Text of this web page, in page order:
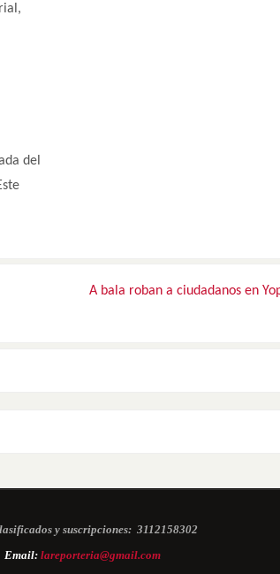
del
A bala roban a ciudadanos en
y suscripciones: 3112158302
Email: lareporteria@gmail.com